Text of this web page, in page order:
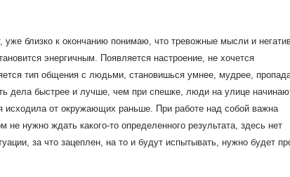
близко к окончанию понимаю, что тревожные мысли и
энергичным. Появляется настроение, не хочется
тип общения с людьми, становишься умнее, мудрее,
дела быстрее и лучше, чем при спешке, люди на улице
исходила от окружающих раньше. При работе над собой важна
нужно ждать какого-то определенного результата, здесь нет
за что зацеплен, на то и будут испытывать, нужно будет